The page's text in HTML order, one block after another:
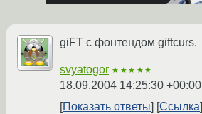
giFT с фонтендом giftcurs.
svyatogor ★★★★★
18.09.2004 14:25:30 +00:00
Показать ответы
Ссылка